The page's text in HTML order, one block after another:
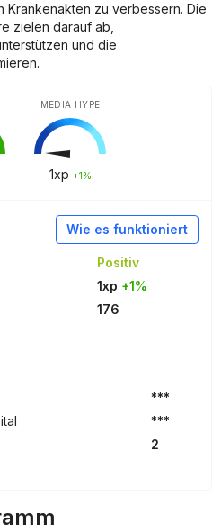
Krankenakten zu verbessern. Die
zielen darauf ab,
und die
1xp +1%
MEDIA HYPE
Wie es funktioniert
Positiv
1xp +1%
176
***
***
2